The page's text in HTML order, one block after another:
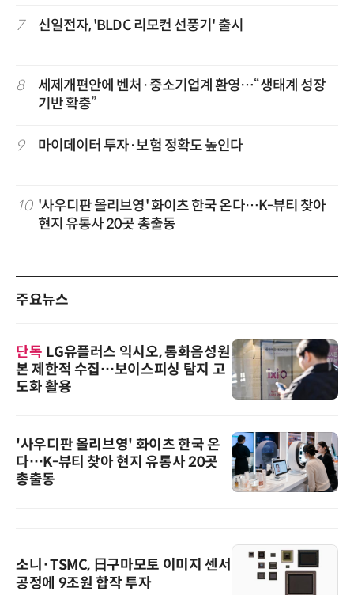
7 신일전자, 'BLDC 리모컨 선풍기' 출시
8
세제개편안에 벤처·중소기업계 환영…“생태계 성장
기반 확충”
9 마이데이터 투자·보험 정확도 높인다
10 '사우디판 올리브영' 화이츠 한국 온다…K-뷰티 찾아
현지 유통사 20곳 총출동
주요뉴스
단독 LG유플러스 익시오, 통화음성원
본 제한적 수집…보이스피싱 탐지 고
도화 활용
'사우디판 올리브영' 화이츠 한국 온
다…K-뷰티 찾아 현지 유통사 20곳
총출동
소니·TSMC, 日구마모토 이미지 센서
공정에 9조원 합작 투자